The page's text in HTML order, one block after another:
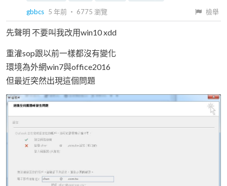
gbbcs 5 年前 ‧ 6775 瀏覽 檢舉
先聲明 不要叫我改用win10 xdd
重灌sop跟以前一樣都沒有變化
環境為外網win7與office2016
但最近突然出現這個問題